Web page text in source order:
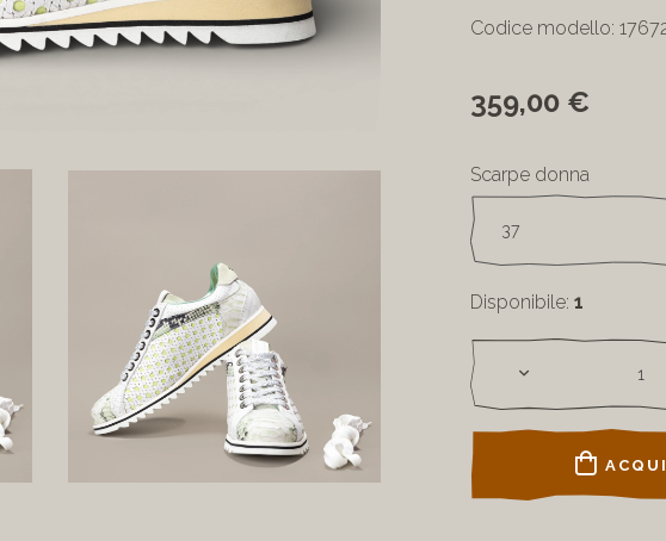
Codice modello:
359,00 €
Scarpe donna
Disponibile: 1